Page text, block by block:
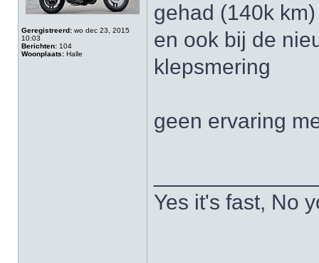
Geregistreerd: wo dec 23, 2015
10:03
Berichten: 104
Woonplaats: Halle
gehad (140k km)
en ook bij de
klepsmering
geen ervaring
Yes it's fast, No